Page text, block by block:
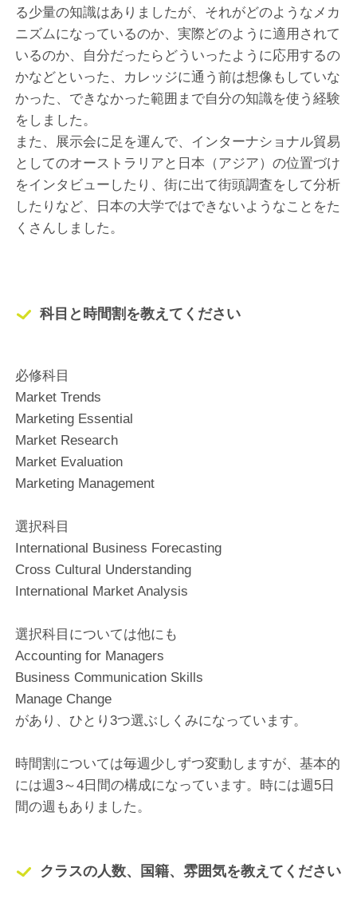
る少量の知識はありましたが、それがどのようなメカ
ニズムになっているのか、実際どのように適用されて
いるのか、自分だったらどういったように応用するの
かなどといった、カレッジに通う前は想像もしていな
かった、できなかった範囲まで自分の知識を使う経験
をしました。
また、展示会に足を運んで、インターナショナル貿易
としてのオーストラリアと日本（アジア）の位置づけ
をインタビューしたり、街に出て街頭調査をして分析
したりなど、日本の大学ではできないようなことをた
くさんしました。
科目と時間割を教えてください
必修科目
Market Trends
Marketing Essential
Market Research
Market Evaluation
Marketing Management
選択科目
International Business Forecasting
Cross Cultural Understanding
International Market Analysis
選択科目については他にも
Accounting for Managers
Business Communication Skills
Manage Change
があり、ひとり3つ選ぶしくみになっています。
時間割については毎週少しずつ変動しますが、基本的
には週3～4日間の構成になっています。時には週5日
間の週もありました。
クラスの人数、国籍、雰囲気を教えてください